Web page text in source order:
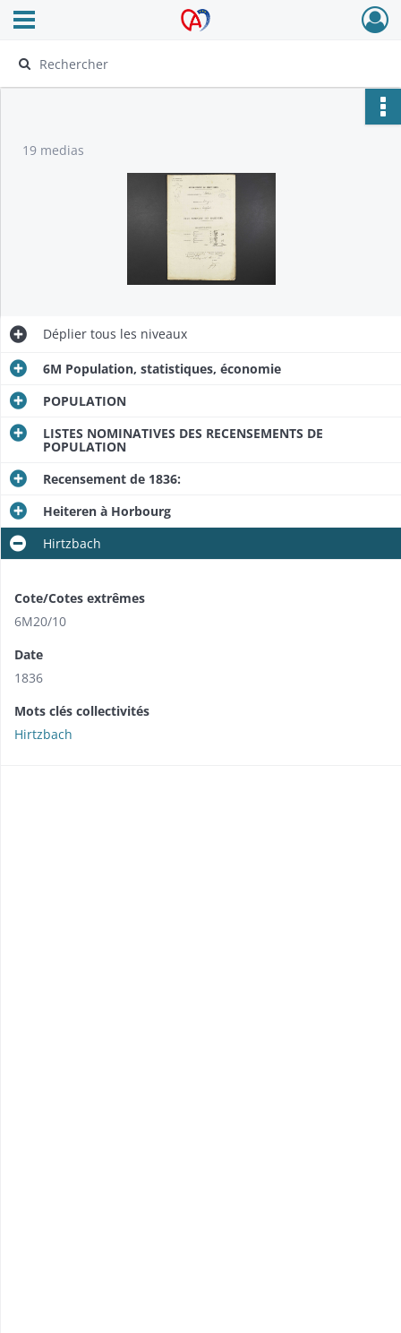
Archives Alsace - Colmar
Ouvrir le menu déroulant
19 medias
Déplier tous les niveaux
6M Population, statistiques, économie
POPULATION
LISTES NOMINATIVES DES RECENSEMENTS DE
POPULATION
Recensement de 1836:
Heiteren à Horbourg
Hirtzbach
Cote/Cotes extrêmes
6M20/10
Date
1836
Mots clés collectivités
Hirtzbach